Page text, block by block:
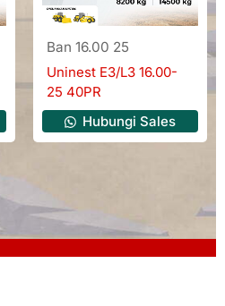
Ban 16.00 25
Uninest E3/L3 16.00-
25 40PR
Hubungi Sales